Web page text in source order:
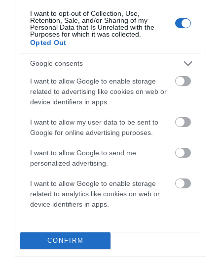
I want to opt-out of Collection, Use,
Retention, Sale, and/or Sharing of my
Personal Data that Is Unrelated with the
Purposes for which it was collected.
Opted Out
Google consents
I want to allow Google to enable storage
related to advertising like cookies on web or
device identifiers in apps.
I want to allow my user data to be sent to
Google for online advertising purposes.
I want to allow Google to send me
personalized advertising.
I want to allow Google to enable storage
related to analytics like cookies on web or
device identifiers in apps.
CONFIRM
ΜΕΡΕΣ, ΠΟΥ ΠΕΤΑΜΕ ΟΤΙ ΚΑΙ ΕΑΝ
ΕΧΟΥΜΕ ΑΠΟΘΗΚΕΥΜΕΝΟ ! !
ΑΠΆΝΤΗΣΗ
παλαμιδης ιακωβος συνταξιουχος
εκπαιδευτικος
ποσο μακρυα αληθεια εισαστε απο την
διαχειριστα του ΕΝ ΑΝΔΡΩ…πόσο φαινεται
μεσα απο ενα κειμενο σας λιγο παραπανω.
κανενας απο οσους ζουμε στο νησι 365 μερες
και να ρωτησετε, δεν σας πει οτι, καλώς να
κλεισει το τοιπκο μας εργοστασιο ΔΕΗ,που ότι
μπορουσε να διρορθωθεί με λίγα χρήματα),
μας σωζει στις δυσκολες ζημιες, που κρατανε